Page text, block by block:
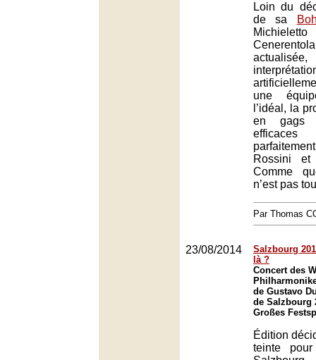
Loin du
de sa
une
l’idéal, la
en gags
Rossini et
Comme
n’est pas
Par Thomas
23/08/2014
Salzbourg
là ?
Concert des
de Gustavo
de Salzbourg
Großes
Édition
teinte